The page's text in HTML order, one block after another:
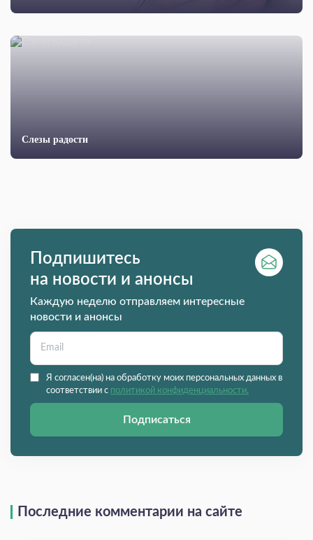
Слезы радости
Подпишитесь
на новости и анонсы
Каждую неделю отправляем интересные
новости и анонсы
Я согласен(на) на обработку моих персональных данных в
соответствии с политикой конфиденциальности.
Подписаться
Последние комментарии на сайте